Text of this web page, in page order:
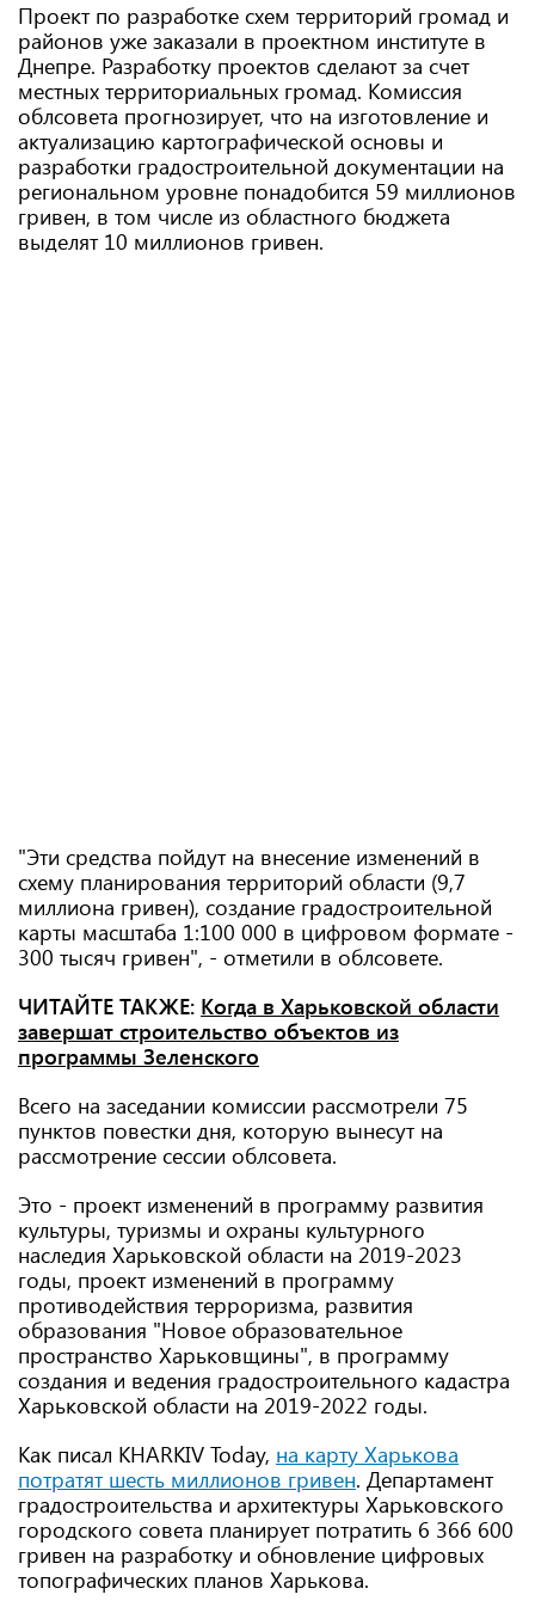
Проект по разработке схем территорий громад и
районов уже заказали в проектном институте в
Днепре. Разработку проектов сделают за счет
местных территориальных громад. Комиссия
облсовета прогнозирует, что на изготовление и
актуализацию картографической основы и
разработки градостроительной документации на
региональном уровне понадобится 59 миллионов
гривен, в том числе из областного бюджета
выделят 10 миллионов гривен.
"Эти средства пойдут на внесение изменений в
схему планирования территорий области (9,7
миллиона гривен), создание градостроительной
карты масштаба 1:100 000 в цифровом формате -
300 тысяч гривен", - отметили в облсовете.
ЧИТАЙТЕ ТАКЖЕ: Когда в Харьковской области
завершат строительство объектов из
программы Зеленского
Всего на заседании комиссии рассмотрели 75
пунктов повестки дня, которую вынесут на
рассмотрение сессии облсовета.
Это - проект изменений в программу развития
культуры, туризмы и охраны культурного
наследия Харьковской области на 2019-2023
годы, проект изменений в программу
противодействия терроризма, развития
образования "Новое образовательное
пространство Харьковщины", в программу
создания и ведения градостроительного кадастра
Харьковской области на 2019-2022 годы.
Как писал KHARKIV Today, на карту Харькова
потратят шесть миллионов гривен. Департамент
градостроительства и архитектуры Харьковского
городского совета планирует потратить 6 366 600
гривен на разработку и обновление цифровых
топографических планов Харькова.